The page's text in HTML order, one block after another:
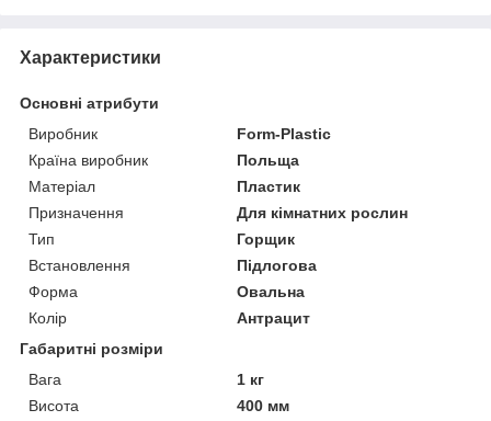
Характеристики
Основні атрибути
Виробник
Form-Plastic
Країна виробник
Польща
Матеріал
Пластик
Призначення
Для кімнатних рослин
Тип
Горщик
Встановлення
Підлогова
Форма
Овальна
Колір
Антрацит
Габаритні розміри
Вага
1 кг
Висота
400 мм